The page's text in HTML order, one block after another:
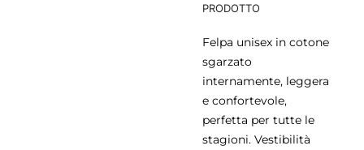
PRODOTTO
Felpa unisex in cotone
sgarzato
internamente, leggera
e confortevole,
perfetta per tutte le
stagioni. Vestibilità